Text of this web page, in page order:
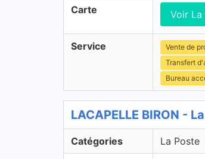
Carte Voir
Service Vente de
Transfert
Bureau
LACAPELLE BIRON -
Catégories La Poste